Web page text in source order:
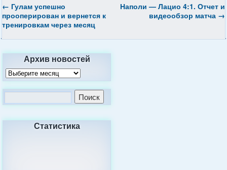
← Гулам успешно
прооперирован и вернется к
тренировкам через месяц
Наполи — Лацио 4:1. Отчет и
видеообзор матча →
Архив новостей
Статистика